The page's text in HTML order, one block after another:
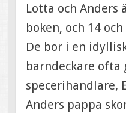
Lotta och Anders
boken, och 14
De bor i en
barndeckare ofta
specerihandlare,
Anders pappa